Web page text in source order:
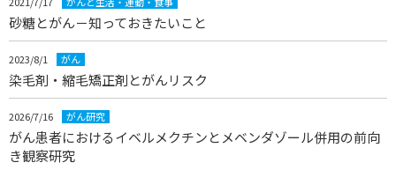
砂糖とがん－知っておきたいこと
2023/8/1 がん
染毛剤・縮毛矯正剤とがんリスク
2026/7/16 がん研究
がん患者におけるイベルメクチンとメベンダゾール併用の前向
き観察研究